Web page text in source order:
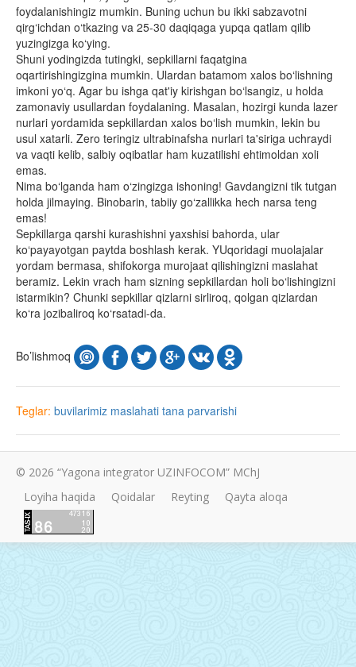
foydalanishingiz mumkin. Buning uchun bu ikki sabzavotni
qirg‘ichdan o‘tkazing va 25-30 daqiqaga yupqa qatlam qilib
yuzingizga ko‘ying.
Shuni yodingizda tutingki, sepkillarni faqatgina
oqartirishingizgina mumkin. Ulardan batamom xalos bo‘lishning
imkoni yo‘q. Agar bu ishga qat'iy kirishgan bo‘lsangiz, u holda
zamonaviy usullardan foydalaning. Masalan, hozirgi kunda lazer
nurlari yordamida sepkillardan xalos bo‘lish mumkin, lekin bu
usul xatarli. Zero teringiz ultrabinafsha nurlari ta'siriga uchraydi
va vaqti kelib, salbiy oqibatlar ham kuzatilishi ehtimoldan xoli
emas.
Nima bo‘lganda ham o‘zingizga ishoning! Gavdangizni tik tutgan
holda jilmaying. Binobarin, tabiiy go‘zallikka hech narsa teng
emas!
Sepkillarga qarshi kurashishni yaxshisi bahorda, ular
ko‘payayotgan paytda boshlash kerak. YUqoridagi muolajalar
yordam bermasa, shifokorga murojaat qilishingizni maslahat
beramiz. Lekin vrach ham sizning sepkillardan holi bo‘lishingizni
istarmikin? Chunki sepkillar qizlarni sirliroq, qolgan qizlardan
ko‘ra jozibaliroq ko‘rsatadi-da.
Bo’lishmoq
Teglar: buvilarimiz maslahati tana parvarishi
© 2026 “Yagona integrator UZINFOCOM” MChJ
Loyiha haqida
Qoidalar Reyting Qayta aloqa